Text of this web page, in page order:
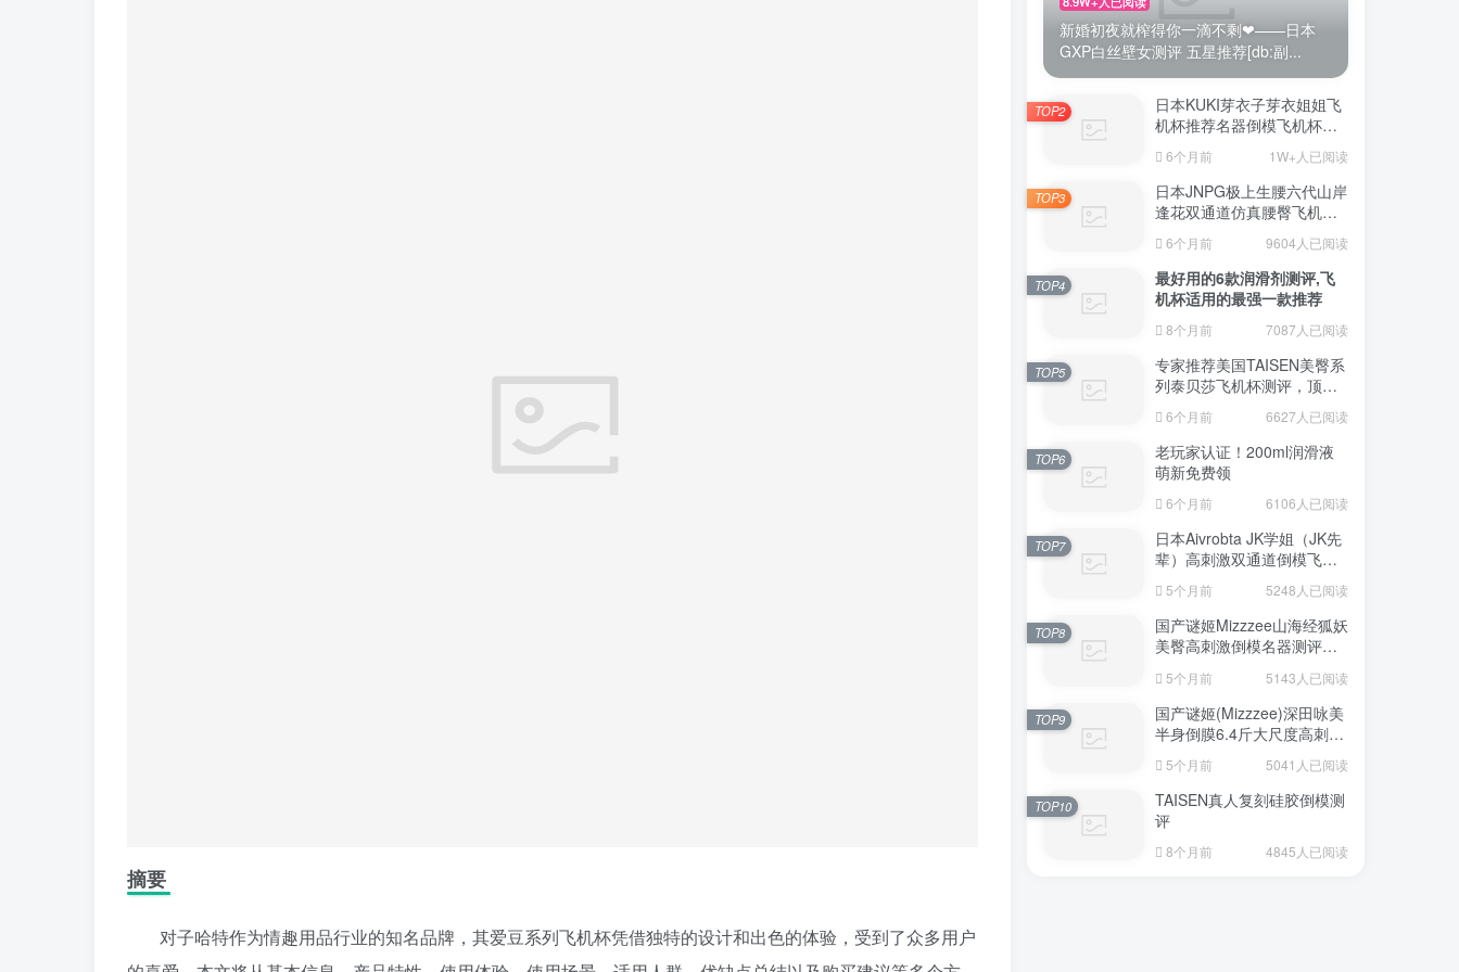
摘要
对子哈特作为情趣用品行业的知名品牌，其爱豆系列飞机杯凭借独特的设计和出色的体验，受到了众多用户
新婚初夜就榨得你一滴不剩❤——日本
GXP白丝壁女测评 五星推荐[db:副...
日本KUKI芽衣子芽衣姐姐飞
机杯推荐名器倒模飞机杯测
6个月前 1W+人已阅读
TOP2
日本JNPG极上生腰六代山岸
逢花双通道仿真腰臀飞机杯
致真实感的资深玩家
6个月前 9604人已阅读
TOP3
最好用的6款润滑剂测评,飞
机杯适用的最强一款推荐
8个月前 7087人已阅读
TOP4
专家推荐美国TAISEN美臀系
列泰贝莎飞机杯测评，顶级
品质带来极致享受!
6个月前 6627人已阅读
TOP5
老玩家认证！200ml润滑液
萌新免费领
6个月前 6106人已阅读
TOP6
日本Aivrobta JK学姐（JK先
辈）高刺激双通道倒模飞机
杯深度测评报告
5个月前 5248人已阅读
TOP7
国产谜姬Mizzzee山海经狐妖
美臀高刺激倒模名器测评报
5个月前 5143人已阅读
TOP8
国产谜姬(Mizzzee)深田咏美
半身倒膜6.4斤大尺度高刺激
5个月前 5041人已阅读
TOP9
TAISEN真人复刻硅胶倒模测
评
8个月前 4845人已阅读
TOP10